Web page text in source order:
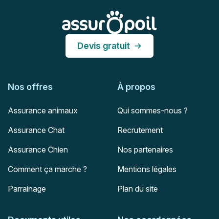
Devis gratuit
Nos offres
Assurance animaux
Assurance Chat
Assurance Chien
Comment ça marche ?
Parrainage
À propos
Qui sommes-nous ?
Recrutement
Nos partenaires
Mentions légales
Plan du site